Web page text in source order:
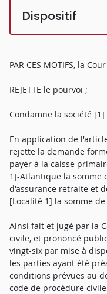
Dispositif
PAR CES MOTIFS, la
REJETTE le pourvoi ;
Condamne la société
En application de
rejette la demande
payer à la caisse
1]-Atlantique la somme
d'assurance retraite et
[Localité 1] la somme
Ainsi fait et jugé par la
civile, et prononcé
vingt-six par mise à
les parties ayant été
conditions prévues au
code de procédure